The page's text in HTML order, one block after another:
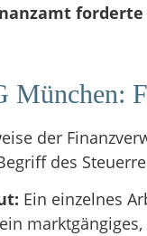
München:
der
des
Ein einzelnes